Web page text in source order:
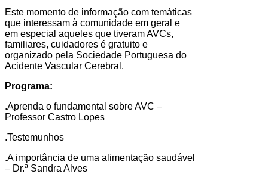
Este momento de informação com temáticas
que interessam à comunidade em geral e
em especial aqueles que tiveram AVCs,
familiares, cuidadores é gratuito e
organizado pela Sociedade Portuguesa do
Acidente Vascular Cerebral.
Programa:
.Aprenda o fundamental sobre AVC –
Professor Castro Lopes
.Testemunhos
.A importância de uma alimentação saudável
– Dr.ª Sandra Alves